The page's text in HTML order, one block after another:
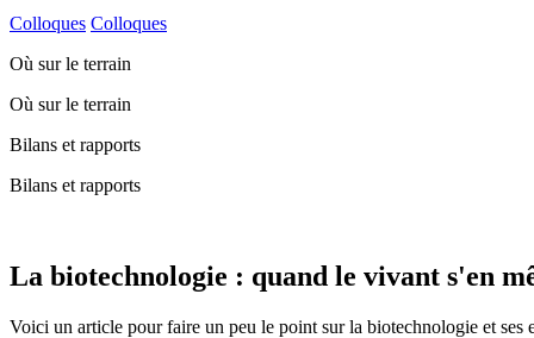
Colloques Colloques
Où sur le terrain
Où sur le terrain
Bilans et rapports
Bilans et rapports
La biotechnologie : quand le vivant s'en
Voici un article pour faire un peu le point sur la biotechnologie et ses